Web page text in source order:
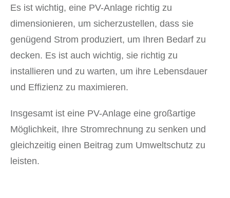
Es ist wichtig, eine PV-Anlage richtig zu
dimensionieren, um sicherzustellen, dass sie
genügend Strom produziert, um Ihren Bedarf zu
decken. Es ist auch wichtig, sie richtig zu
installieren und zu warten, um ihre Lebensdauer
und Effizienz zu maximieren.
Insgesamt ist eine PV-Anlage eine großartige
Möglichkeit, Ihre Stromrechnung zu senken und
gleichzeitig einen Beitrag zum Umweltschutz zu
leisten.